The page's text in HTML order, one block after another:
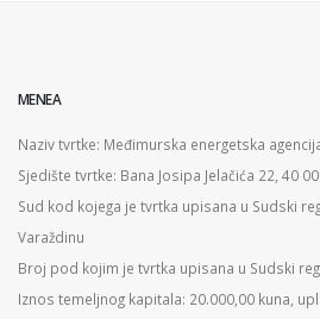
MENEA
Naziv tvrtke: Međimurska energetska
Sjedište tvrtke: Bana Josipa Jelačića 22, 40
Sud kod kojega je tvrtka upisana u Sudski
Varaždinu
Broj pod kojim je tvrtka upisana u Sudski
Iznos temeljnog kapitala: 20.000,00 kuna,